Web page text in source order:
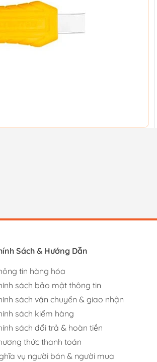
Sách & Hướng Dẫn
tin hàng hóa
sách bảo mật thông tin
sách vận chuyển & giao nhận
sách kiểm hàng
sách đổi trả & hoàn tiền
thức thanh toán
vụ người bán & người mua